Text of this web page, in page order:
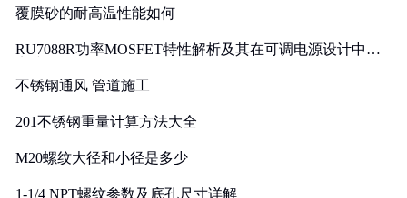
覆膜砂的耐高温性能如何
RU7088R功率MOSFET特性解析及其在可调电源设计中的
不锈钢通风 管道施工
201不锈钢重量计算方法大全
M20螺纹大径和小径是多少
1-1/4 NPT螺纹参数及底孔尺寸详解